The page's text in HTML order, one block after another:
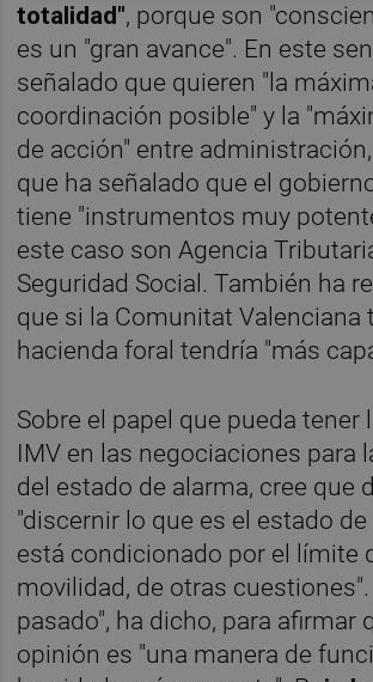
totalidad", porque son
es un "gran avance". En este
señalado que quieren "la
coordinación posible" y la
de acción" entre
que ha señalado que el
tiene "instrumentos muy
este caso son Agencia
Seguridad Social. También ha
que si la Comunitat Valenciana
hacienda foral tendría "más
Sobre el papel que pueda tener
IMV en las negociaciones para
del estado de alarma, cree que
"discernir lo que es el estado de
está condicionado por el límite
movilidad, de otras cuestiones".
pasado", ha dicho, para afirmar
opinión es "una manera de